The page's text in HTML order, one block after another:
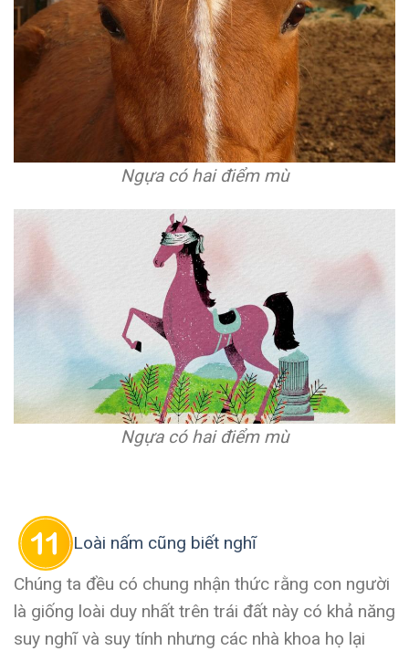
Ngựa có hai điểm mù
Ngựa có hai điểm mù
Loài nấm cũng biết nghĩ
Chúng ta đều có chung nhận thức rằng con người
là giống loài duy nhất trên trái đất này có khả năng
suy nghĩ và suy tính nhưng các nhà khoa họ lại